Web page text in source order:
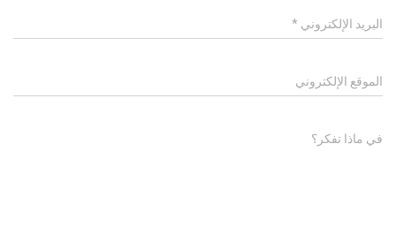
البريد الإلكتروني *
الموقع الإلكتروني
في ماذا تفكر؟